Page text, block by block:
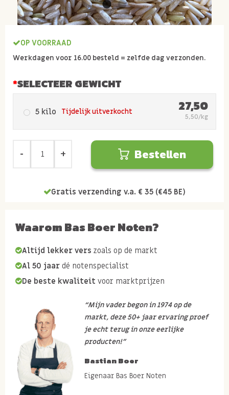
OP VOORRAAD
Werkdagen voor 16.00 besteld = zelfde dag verzonden.
SELECTEER GEWICHT
5 kilo Tijdelijk uitverkocht 27,50
5,50/kg
Bestellen
Gratis verzending v.a. € 35 (€45 BE)
Waarom Bas Boer Noten?
Altijd lekker vers zoals op de markt
Al 50 jaar dé notenspecialist
De beste kwaliteit voor marktprijzen
“Mijn vader begon in 1974 op de
markt, deze 50+ jaar ervaring proef
je echt terug in onze eerlijke
producten!”
Bastian Boer
Eigenaar Bas Boer Noten